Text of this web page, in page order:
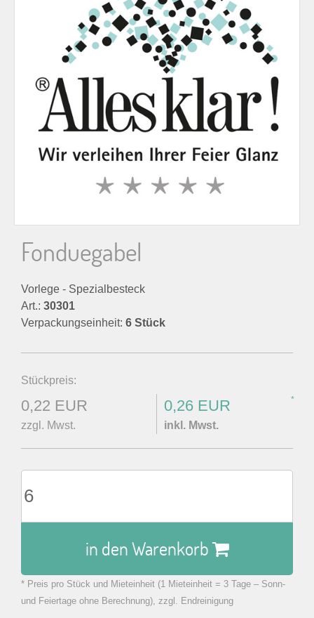
a
h
Fonduegabel
Vorlege - Spezialbesteck
Art.: 30301
Verpackungseinheit: 6 Stück
Stückpreis:
0,22 EUR
zzgl. Mwst.
0,26 EUR *
inkl. Mwst.
in den Warenkorb
zu Warenkorb hinzugefügt.
* Preis pro Stück und Mieteinheit (1 Mieteinheit = 3 Tage – Sonn-
und Feiertage ohne Berechnung), zzgl. Endreinigung